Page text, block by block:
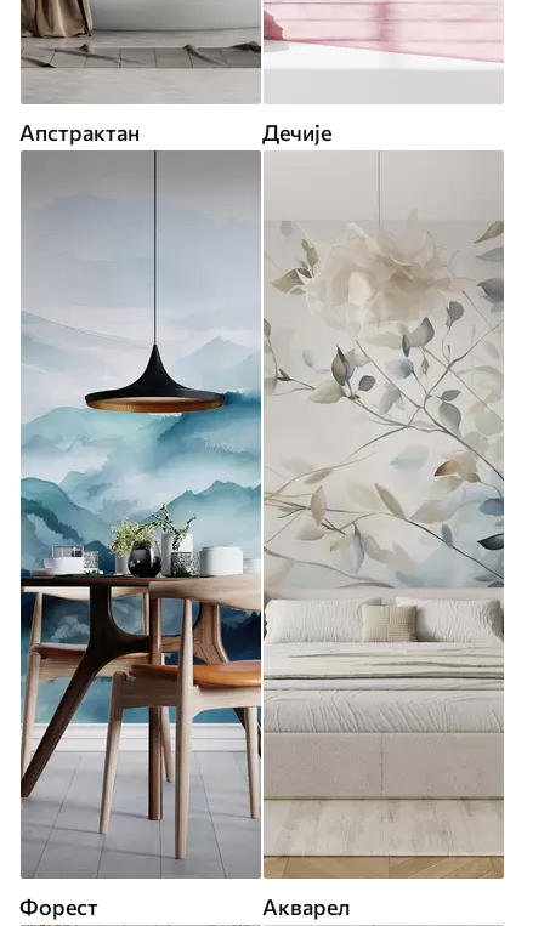
Апстрактан Дечије
Форест Акварел